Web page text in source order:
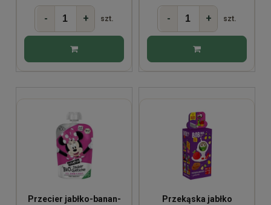
- + szt. - + szt.
Przecier jabłko-banan-
Przekąska jabłko